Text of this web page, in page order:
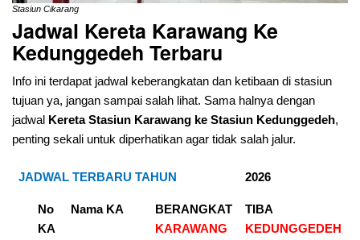
Stasiun Cikarang
Jadwal Kereta Karawang Ke
Kedunggedeh Terbaru
Info ini terdapat jadwal keberangkatan dan ketibaan di stasiun
tujuan ya, jangan sampai salah lihat. Sama halnya dengan
jadwal Kereta Stasiun Karawang ke Stasiun Kedunggedeh,
penting sekali untuk diperhatikan agar tidak salah jalur.
JADWAL TERBARU TAHUN 2026
No
KA
Nama KA
BERANGKAT
KARAWANG
TIBA
KEDUNGGEDEH